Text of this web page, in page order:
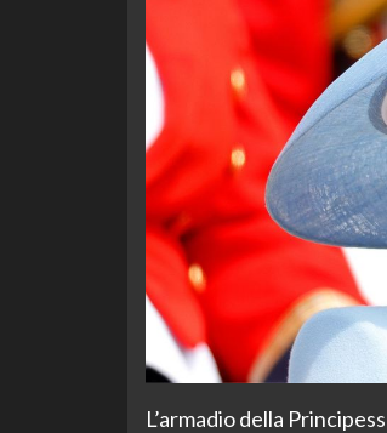
L’armadio della